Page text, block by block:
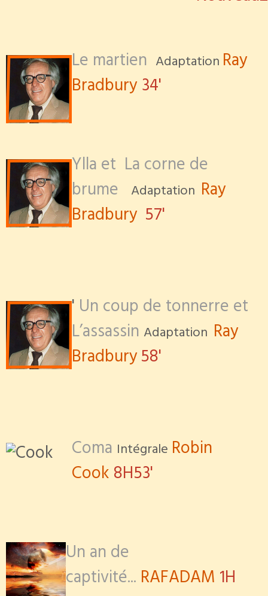
Lemartien AdaptationRay
Bradbury34'
Ylla et La corne de
brume Adaptation Ray
Bradbury 57'
'Un coup de tonnerre et
L’assassin Adaptation Ray
Bradbury58'
Coma Intégrale Robin
Cook8H53'
Un an de
captivité...RAFADAM1H